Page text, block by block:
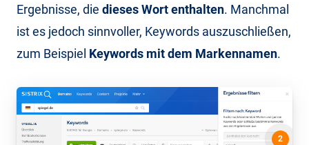
Ergebnisse, die dieses Wort enthalten. Manchmal
ist es jedoch sinnvoller, Keywords auszuschließen,
zum Beispiel Keywords mit dem Markennamen.
2